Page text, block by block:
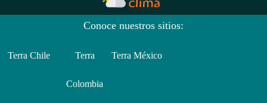
Conoce nuestros sitios:
Terra Chile Terra
Colombia
Terra México